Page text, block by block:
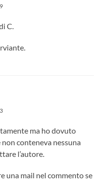
C.
ma ho dovuto
conteneva nessuna
l’autore.
una mail nel commento se